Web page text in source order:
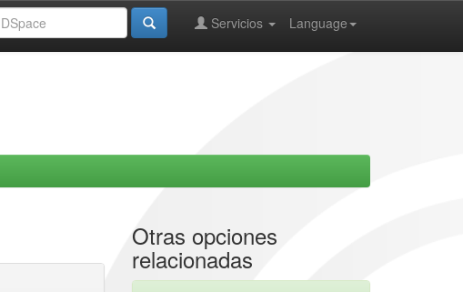
Language
Servicios
Otras opciones
relacionadas